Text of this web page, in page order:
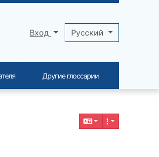
Вход Pусский
Другие глоссарии